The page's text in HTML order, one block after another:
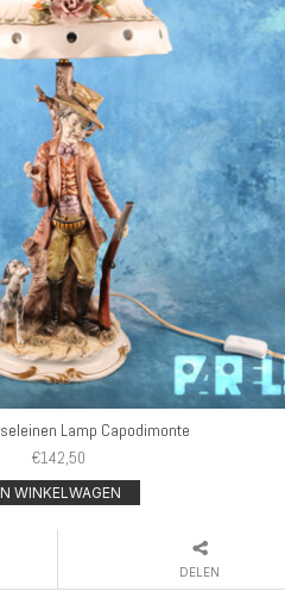
Lamp Capodimonte
€142,50
WINKELWAGEN
DELEN